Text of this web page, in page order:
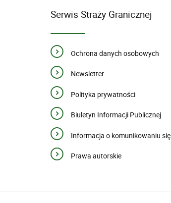
Serwis Straży Granicznej
Ochrona danych osobowych
Newsletter
Polityka prywatności
Biuletyn Informacji Publicznej
Informacja o komunikowaniu się
Prawa autorskie